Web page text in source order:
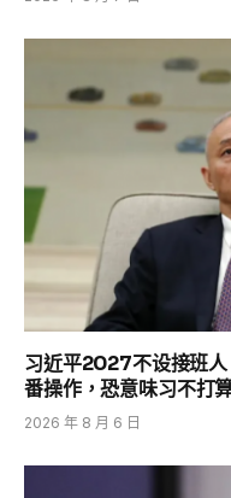
习近平2027不设接班
番操作，恐意味习不打
2026 年 8 月 6 日